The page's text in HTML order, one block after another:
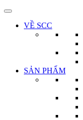
Bỏ
VỀ SCC
SẢN PHẨM